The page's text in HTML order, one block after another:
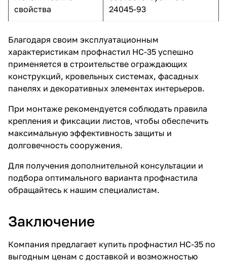
свойства
24045-93
Благодаря своим эксплуатационным
характеристикам профнастил НС-35 успешно
применяется в строительстве ограждающих
конструкций, кровельных системах, фасадных
панелях и декоративных элементах интерьеров.
При монтаже рекомендуется соблюдать правила
крепления и фиксации листов, чтобы обеспечить
максимальную эффективность защиты и
долговечность сооружения.
Для получения дополнительной консультации и
подбора оптимального варианта профнастила
обращайтесь к нашим специалистам.
Заключение
Компания предлагает купить профнастил НС-35 по
выгодным ценам с доставкой и возможностью